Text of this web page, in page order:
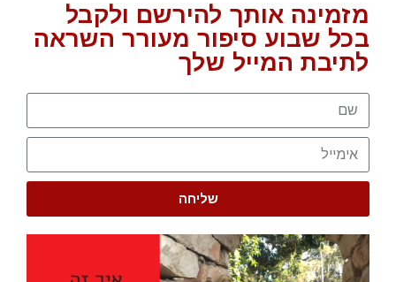
מזמינה אותך להירשם ולקבל
בכל שבוע סיפור מעורר השראה
לתיבת המייל שלך
שליחה